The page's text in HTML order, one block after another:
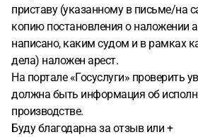
приставу (указанному в письме/на
копию постановления о наложении
написано, каким судом и в рамках
дела) наложен арест.
На портале «Госуслуги» проверить
должна быть информация об
производстве.
Буду благодарна за отзыв или +